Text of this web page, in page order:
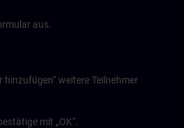
aus.
weitere Teilnehmer
mit „OK“.